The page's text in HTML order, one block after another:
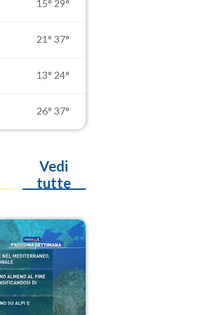
15° 29°
21° 37°
13° 24°
26° 37°
Vedi
tutte